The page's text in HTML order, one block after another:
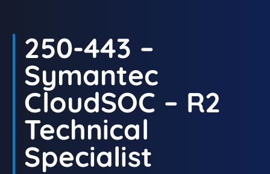
250-443 –
Symantec
CloudSOC – R2
Technical
Specialist